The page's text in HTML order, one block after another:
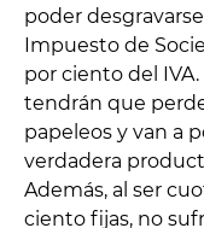
poder
Impuesto de
por ciento del
tendrán que
papeleos y van a
verdadera
Además, al ser
ciento fijas, no